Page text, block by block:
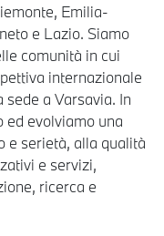
Emilia-
e Lazio. Siamo
comunità in cui
internazionale
sede a Varsavia. In
ed evolviamo una
e serietà, alla qualità
e servizi,
ricerca e